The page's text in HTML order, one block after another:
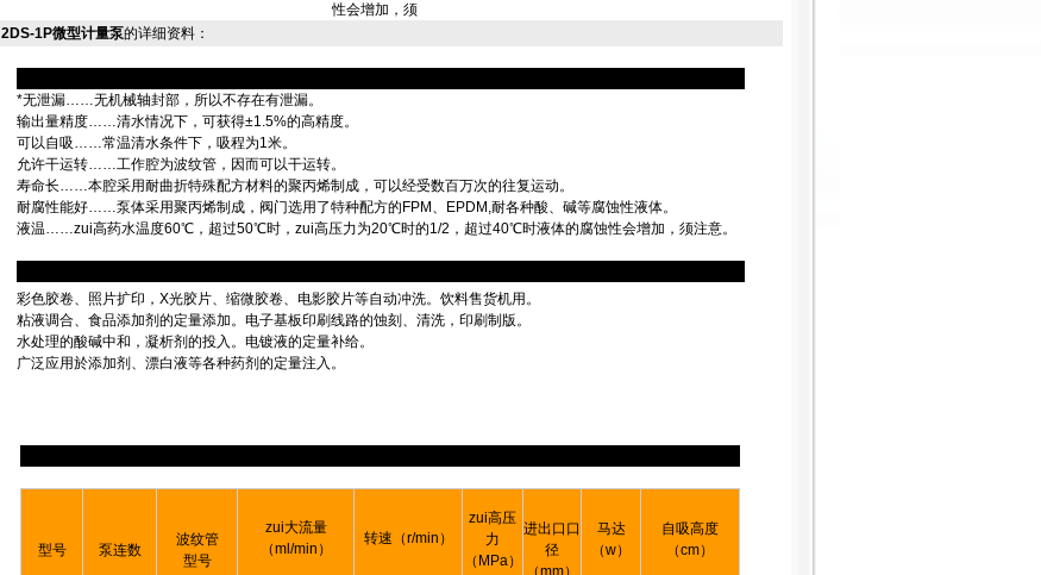
性会增加，须
2DS-1P微型计量泵的详细资料：
*无泄漏……无机械轴封部，所以不存在有泄漏。
输出量精度……清水情况下，可获得±1.5%的高精度。
可以自吸……常温清水条件下，吸程为1米。
允许干运转……工作腔为波纹管，因而可以干运转。
寿命长……本腔采用耐曲折特殊配方材料的聚丙烯制成，可以经受数百万次的往复运动。
耐腐性能好……泵体采用聚丙烯制成，阀门选用了特种配方的FPM、EPDM,耐各种酸、碱等腐蚀性液体。
液温……zui高药水温度60℃，超过50℃时，zui高压力为20℃时的1/2，超过40℃时液体的腐蚀性会增加，须注意。
彩色胶卷、照片扩印，X光胶片、缩微胶卷、电影胶片等自动冲洗。饮料售货机用。
粘液调合、食品添加剂的定量添加。电子基板印刷线路的蚀刻、清洗，印刷制版。
水处理的酸碱中和，凝析剂的投入。电镀液的定量补给。
广泛应用於添加剂、漂白液等各种药剂的定量注入。
型号 泵连数
波纹管
型号
zui大流量
（ml/min）
转速（r/min）
zui高压
力
（MPa）
进出口口
径
（mm）
马达
（w）
自吸高度
（cm）